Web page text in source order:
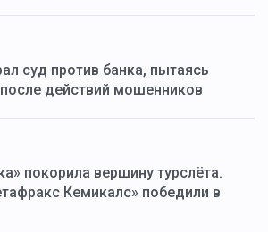
суд против банка, пытаясь
действий мошенников
покорила вершину турслёта.
Кемикалс» победили в